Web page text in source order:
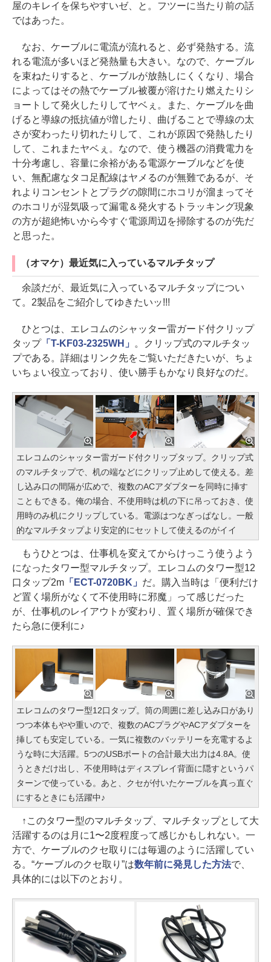
屋のキレイを保ちやすいゼ、と。フツーに当たり前の話
ではあった。
なお、ケーブルに電流が流れると、必ず発熱する。流
れる電流が多いほど発熱量も大きい。なので、ケーブル
を束ねたりすると、ケーブルが放熱しにくくなり、場合
によってはその熱でケーブル被覆が溶けたり燃えたりシ
ョートして発火したりしてヤベぇ。また、ケーブルを曲
げると導線の抵抗値が増したり、曲げることで導線の太
さが変わったり切れたりして、これが原因で発熱したり
して、これまたヤベぇ。なので、使う機器の消費電力を
十分考慮し、容量に余裕がある電源ケーブルなどを使
い、無配慮なタコ足配線はヤメるのが無難であるが、そ
れよりコンセントとプラグの隙間にホコリが溜まってそ
のホコリが湿気吸って漏電＆発火するトラッキング現象
の方が超絶怖いから今すぐ電源周辺を掃除するのが先だ
と思った。
（オマケ）最近気に入っているマルチタップ
余談だが、最近気に入っているマルチタップについ
て。2製品をご紹介してゆきたいッ!!!
ひとつは、エレコムのシャッター雷ガード付クリップ
タップ「T-KF03-2325WH」
。クリップ式のマルチタッ
プである。詳細はリンク先をご覧いただきたいが、ちょ
いちょい役立っており、使い勝手もかなり良好なのだ。
エレコムのシャッター雷ガード付クリップタップ。クリップ式
のマルチタップで、机の端などにクリップ止めして使える。差
し込み口の間隔が広めで、複数のACアダプターを同時に挿す
こともできる。俺の場合、不使用時は机の下に吊っておき、使
用時のみ机にクリップしている。電源はつなぎっぱなし。一般
的なマルチタップより安定的にセットして使えるのがイイ
もうひとつは、仕事机を変えてからけっこう使うよう
になったタワー型マルチタップ。エレコムのタワー型12
口タップ2m「ECT-0720BK」 だ。購入当時は「便利だけ
ど置く場所がなくて不使用時に邪魔」って感じだった
が、仕事机のレイアウトが変わり、置く場所が確保でき
たら急に便利に♪
エレコムのタワー型12口タップ。筒の周囲に差し込み口があり
つつ本体もやや重いので、複数のACプラグやACアダプターを
挿しても安定している。一気に複数のバッテリーを充電するよ
うな時に大活躍。5つのUSBポートの合計最大出力は4.8A。使
うときだけ出し、不使用時はディスプレイ背面に隠すというパ
ターンで使っている。あと、クセが付いたケーブルを真っ直ぐ
にするときにも活躍中♪
↑このタワー型のマルチタップ、マルチタップとして大
活躍するのは月に1〜2度程度って感じかもしれない。一
方で、ケーブルのクセ取りには毎週のように活躍してい
る。“ケーブルのクセ取り”は数年前に発見した方法で、
具体的には以下のとおり。